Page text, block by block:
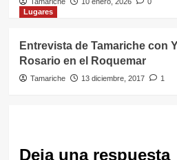
Tamariche 10 enero, 2026
0
Lugares
Entrevista de Tamariche con
Rosario en el Roquemar
Tamariche 13 diciembre, 2017 1
Deja una respuesta